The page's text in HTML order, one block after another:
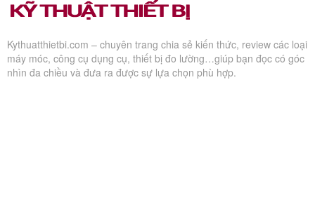
Kythuatthietbi.com – chuyên trang chia sẻ kiến thức, review các loại
máy móc, công cụ dụng cụ, thiết bị đo lường…giúp bạn đọc có góc
nhìn đa chiều và đưa ra được sự lựa chọn phù hợp.